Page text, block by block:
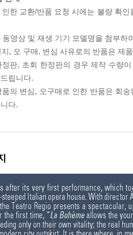
인한 교환/반품 요청 시에는 불량 확
동영상 및 재생 기기 모델명을 첨부하
, 오 구매, 변심 사유로의 반품은 제
정판, 초회 한정판의 경우 제작 수량
립니다.
의 변심, 오구매로 인한 반품은 회
다.